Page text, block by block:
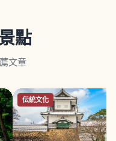
點
文章
伝統文化